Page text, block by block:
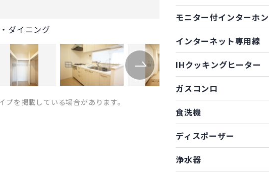
ダイニング
を掲載している場合があります。
モニター付インターホン
インターネット専用線
IHクッキングヒーター
ガスコンロ
食洗機
ディスポーザー
浄水器